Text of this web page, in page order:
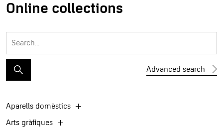
Online collections
Advanced search
Aparells domèstics
Arts gràfiques